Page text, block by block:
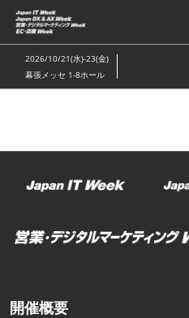
ス
キ
ッ
し
む
2026/10/21(水)-23(金)
幕張メッセ 1-8ホール
開催概要